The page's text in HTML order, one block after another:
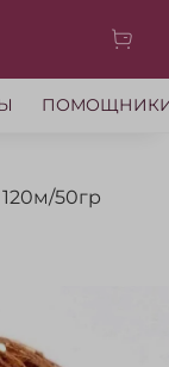
50гр